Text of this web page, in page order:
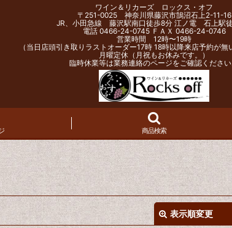
ワイン＆リカーズ ロックス・オフ
〒251-0025 神奈川県藤沢市鵠沼石上2-11-16
JR、小田急線 藤沢駅南口徒歩8分 江ノ電 石上駅
電話 0466-24-0745 ＦＡＸ 0466-24-0746
営業時間 12時〜19時
（当日店頭引き取りラストオーダー17時 18時以降来店予約が無
月曜定休（月祝もお休みです。）
臨時休業等は業務連絡のページをご確認ください
商品検索
表示順変更